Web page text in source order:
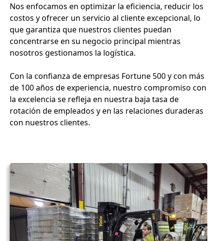
Nos enfocamos en optimizar la eficiencia, reducir los
costos y ofrecer un servicio al cliente excepcional, lo
que garantiza que nuestros clientes puedan
concentrarse en su negocio principal mientras
nosotros gestionamos la logística.
Con la confianza de empresas Fortune 500 y con más
de 100 años de experiencia, nuestro compromiso con
la excelencia se refleja en nuestra baja tasa de
rotación de empleados y en las relaciones duraderas
con nuestros clientes.